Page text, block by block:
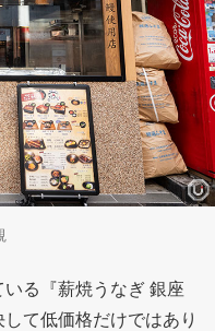
る『薪焼うなぎ 銀座
て低価格だけではあり